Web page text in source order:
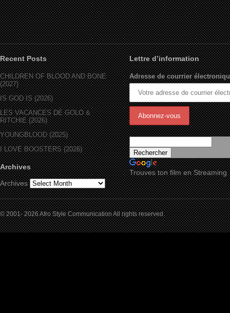
Recent Posts
CHILDREN OF BLOOD AND BONE
(2027)
IS GOD IS (2026)
LES VACANCES DE GOLO &
RITCHIE (2026)
YOUNGBLOOD (2025)
I LOVE BOOSTERS (2026)
Archives
Archives
Lettre d’information
Adresse de courrier
Trouves ton film en Streaming
© 2001- 2026 Afro Style Communication All rights reserved.